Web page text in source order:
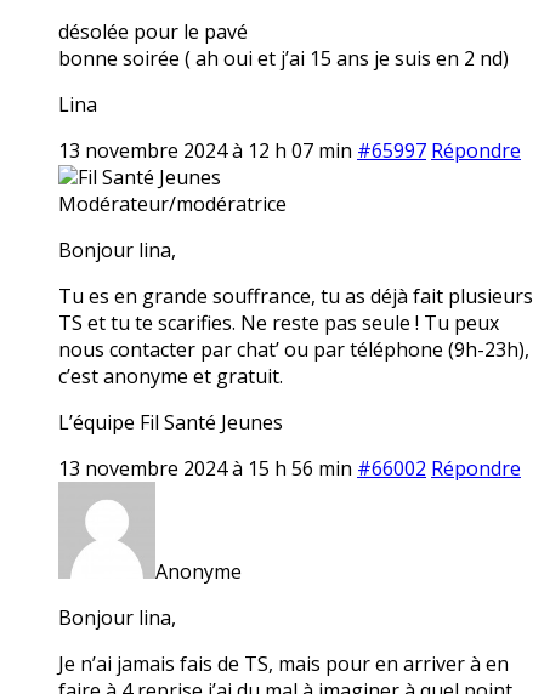
désolée pour le pavé
bonne soirée ( ah oui et j’ai 15 ans je suis en 2 nd)
Lina
13 novembre 2024 à 12 h 07 min #65997 Répondre
Fil Santé Jeunes
Modérateur/modératrice
Bonjour lina,
Tu es en grande souffrance, tu as déjà fait plusieurs
TS et tu te scarifies. Ne reste pas seule ! Tu peux
nous contacter par chat’ ou par téléphone (9h-23h),
c’est anonyme et gratuit.
L’équipe Fil Santé Jeunes
13 novembre 2024 à 15 h 56 min #66002 Répondre
Anonyme
Bonjour lina,
Je n’ai jamais fais de TS, mais pour en arriver à en